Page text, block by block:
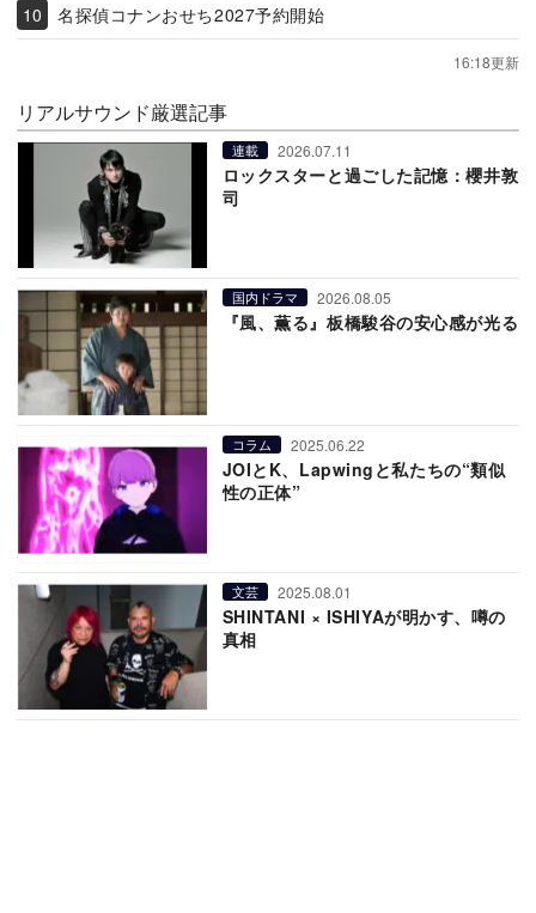
名探偵コナンおせち2027予約開始
16:18更新
リアルサウンド厳選記事
連載 2026.07.11
ロックスターと過ごした記憶：櫻井敦
司
国内ドラマ 2026.08.05
『風、薫る』板橋駿谷の安心感が光る
コラム 2025.06.22
JOIとK、Lapwingと私たちの“類似
性の正体”
文芸 2025.08.01
SHINTANI × ISHIYAが明かす、噂の
真相